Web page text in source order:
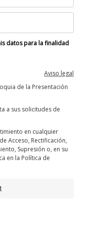
datos para la finalidad
Aviso legal
de la Presentación
a sus solicitudes de
en cualquier
Acceso, Rectificación,
Supresión o, en su
en la Política de